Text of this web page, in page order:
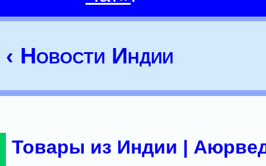
‹ Новости Индии
Товары из Индии |